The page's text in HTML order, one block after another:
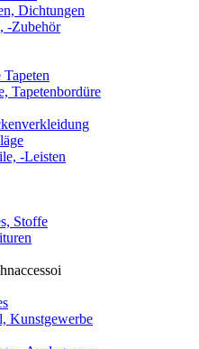
Dichtungen
-Zubehör
Tapetenbordüre
-Leisten
Stoffe
Kunstgewerbe